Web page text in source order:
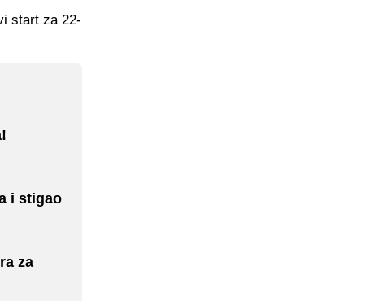
start za 22-
i stigao
za